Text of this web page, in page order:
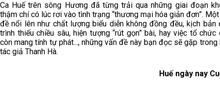
Ca Huế trên sông Hương đã từng trải qua những giai đoạn
thậm chí có lúc rơi vào tình trạng “thương mại hóa giản đơn”.
đề nổi lên như chất lượng biểu diễn không đồng đều, kịch bản
trình thiếu chiều sâu, hiện tượng “rút gọn” bài, hay việc tổ chức
còn mang tính tự phát..., những vấn đề này bạn đọc sẽ gặp trong
tác giả Thanh Hà.
Huế ngày nay